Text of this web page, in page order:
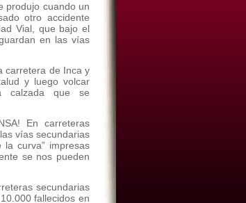
produjo cuando un
otro accidente
Vial, que bajo el
en las vías
carretera de Inca y
y luego volcar
calzada que se
En carreteras
vías secundarias
la curva” impresas
se nos pueden
secundarias
fallecidos en